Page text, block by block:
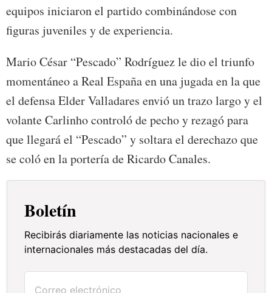
equipos iniciaron el partido combinándose con
figuras juveniles y de experiencia.
Mario César “Pescado” Rodríguez le dio el triunfo
momentáneo a Real España en una jugada en la que
el defensa Elder Valladares envió un trazo largo y el
volante Carlinho controló de pecho y rezagó para
que llegará el “Pescado” y soltara el derechazo que
se coló en la portería de Ricardo Canales.
Boletín
Recibirás diariamente las noticias nacionales e
internacionales más destacadas del día.